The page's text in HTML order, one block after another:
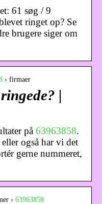
61 søg / 9
ringet op? Se
brugere siger om
› firmaer
|
på 63963858.
også har vi det
gerne nummeret,
› 63963858